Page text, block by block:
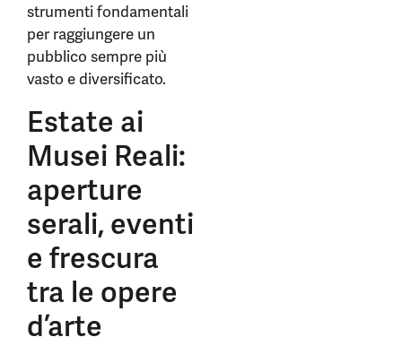
strumenti fondamentali
per raggiungere un
pubblico sempre più
vasto e diversificato.
Estate ai
Musei Reali:
aperture
serali, eventi
e frescura
tra le opere
d’arte